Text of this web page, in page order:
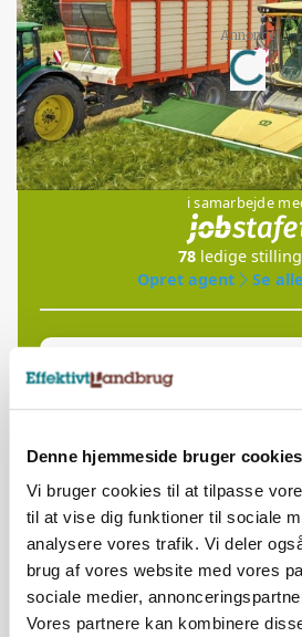
Denne hjemmeside bruger cookies
Vi bruger cookies til at tilpasse
til at vise dig funktioner til sociale
analysere vores trafik. Vi deler
brug af vores website med vores
sociale medier,
Vores partnere kan kombinere
Annonce
Loading...
Jobs
i samarbejde
78 ledige
Opret agent
Se
Elevplads tilbydes ved
Trainee placement
6950, Ringkøbing
Rørlægger / håndmand
dræn/entreprenørarbejde.
Anlæg Kloak